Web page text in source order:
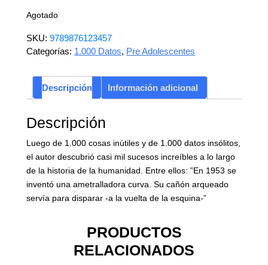
Agotado
SKU: 9789876123457
Categorías: 1.000 Datos, Pre Adolescentes
Descripción Información adicional
Descripción
Luego de 1.000 cosas inútiles y de 1.000 datos insólitos,
el autor descubrió casi mil sucesos increíbles a lo largo
de la historia de la humanidad. Entre ellos: ”En 1953 se
inventó una ametralladora curva. Su cañón arqueado
servía para disparar -a la vuelta de la esquina-”
PRODUCTOS
RELACIONADOS